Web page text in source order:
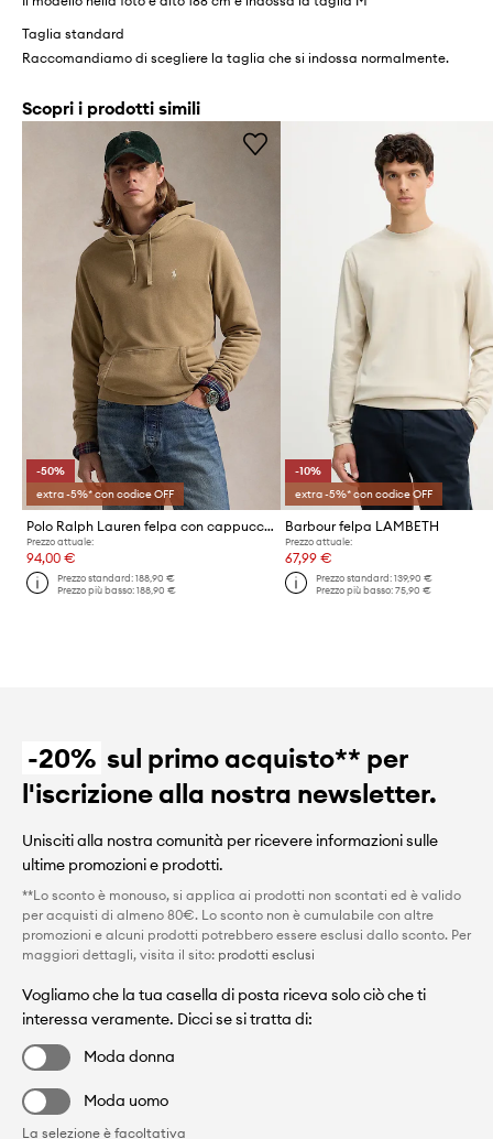
Taglia standard
Raccomandiamo di scegliere la taglia che si indossa normalmente.
Scopri i prodotti simili
-50%
extra -5%* con codice OFF
Polo Ralph Lauren felpa con cappuccio da uomo in cotone
Prezzo attuale:
94,00 €
Prezzo standard:188,90 €
Prezzo più basso:188,90 €
-10%
extra -5%* con codice OFF
Barbour felpa LAMBETH
Prezzo attuale:
67,99 €
Prezzo standard: 139,90 €
Prezzo più basso: 75,90 €
-20% sul primo acquisto** per
l'iscrizione alla nostra newsletter.
Unisciti alla nostra comunità per ricevere informazioni sulle
ultime promozioni e prodotti.
**Lo sconto è monouso, si applica ai prodotti non scontati ed è valido
per acquisti di almeno 80€. Lo sconto non è cumulabile con altre
promozioni e alcuni prodotti potrebbero essere esclusi dallo sconto. Per
maggiori dettagli, visita il sito: prodotti esclusi
Vogliamo che la tua casella di posta riceva solo ciò che ti
interessa veramente. Dicci se si tratta di:
Moda donna
Moda uomo
La selezione è facoltativa